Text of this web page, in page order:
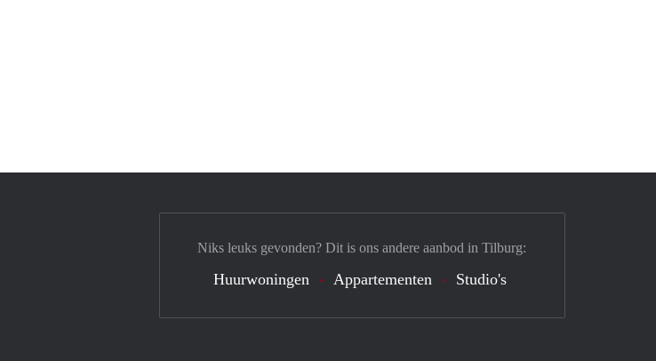
Niks leuks gevonden? Dit is ons andere aanbod in Tilburg:
Huurwoningen Appartementen Studio's